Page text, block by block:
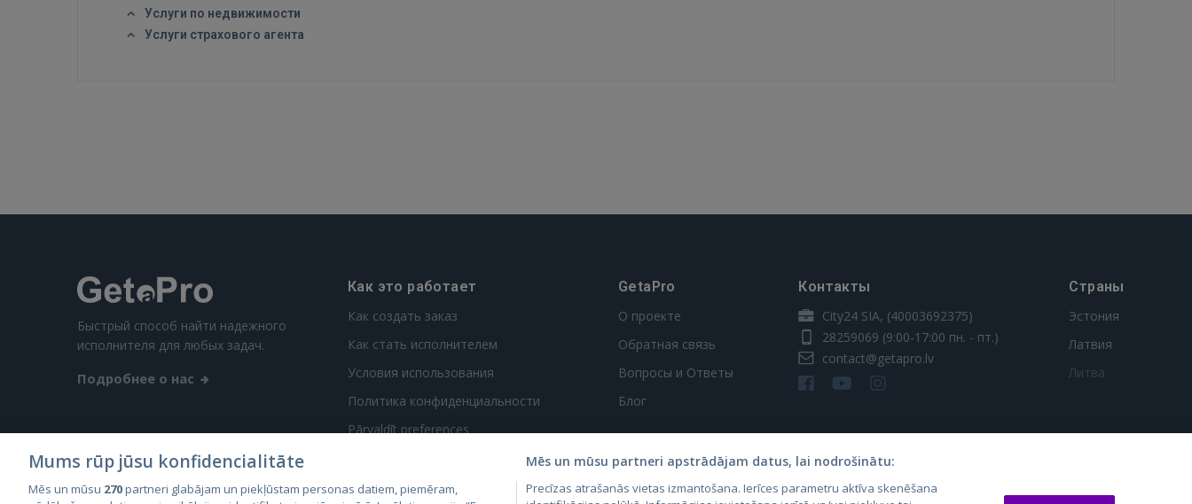
Услуги по недвижимости
Услуги страхового агента
Быстрый способ найти надежного
исполнителя для любых задач.
Подробнее о нас
Как это работает
Как создать заказ
Как стать исполнителем
Условия использования
Политика конфиденциальности
Pārvaldīt preferences
GetaPro
О проекте
Обратная связь
Вопросы и Ответы
Блог
Контакты
City24 SIA, (40003692375)
28259069 (9:00-17:00 пн. - пт.)
contact@getapro.lv
Страны
Эстония
Латвия
Литва
Mums rūp jūsu konfidencialitāte
Mēs un mūsu 270partneri glabājam un piekļūstam personas datiem, piemēram,
Mēs un mūsu partneri apstrādājam datus, lai nodrošinātu:
Precīzas atrašanās vietas izmantošana. Ierīces parametru aktīva skenēšana